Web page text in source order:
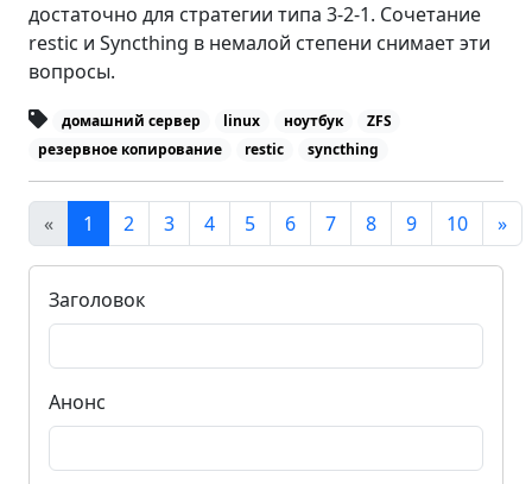
достаточно для стратегии типа 3-2-1. Сочетание
restic и Syncthing в немалой степени снимает эти
вопросы.
домашний сервер linux ноутбук
ZFS
резервное копирование
restic syncthing
« 1 2 3 4 5 6 7 8 9 10 »
Заголовок
Анонс